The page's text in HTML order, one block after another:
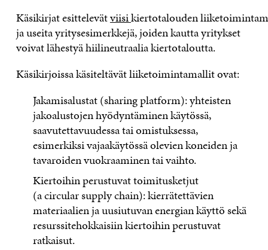
Käsikirjatesittelevätviisikiertotalouden
ja useita yritysesimerkkejä, joiden kautta yritykset
voivat lähestyä hiilineutraalia kiertotaloutta.
Käsikirjoissa käsiteltävät liiketoimintamallit ovat:
Jakamisalustat (sharingplatform): yhteisten
jakoalustojen hyödyntäminen käytössä,
saavutettavuudessa tai omistuksessa,
esimerkiksi vajaakäytössä olevien koneiden ja
tavaroiden vuokraaminen tai vaihto.
Kiertoihin perustuvat toimitusketjut
(acircularsupplychain): kierrätettävien
materiaalien ja uusiutuvan energian käyttö sekä
resurssitehokkaisiin kiertoihin perustuvat
ratkaisut.